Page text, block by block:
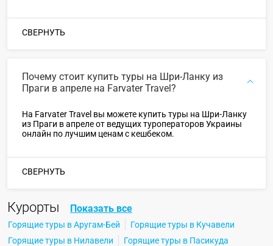
СВЕРНУТЬ
Почему стоит купить туры на Шри-Ланку из
Праги в апреле на Farvater Travel?
На Farvater Travel вы можете купить туры на Шри-Ланку
из Праги в апреле от ведущих туроператоров Украины
онлайн по лучшим ценам с кешбеком.
СВЕРНУТЬ
Курорты Показать все
Горящие туры в Аругам-Бей
Горящие туры в Кучавели
Горящие туры в Нилавели
Горящие туры в Пасикуда